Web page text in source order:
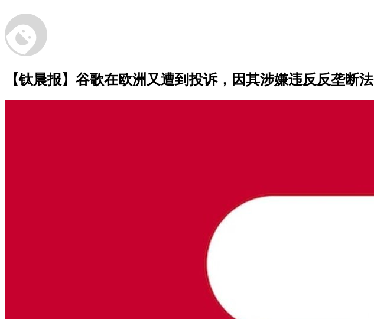
【钛晨报】谷歌在欧洲又遭到投诉，因其涉嫌违反反垄断法